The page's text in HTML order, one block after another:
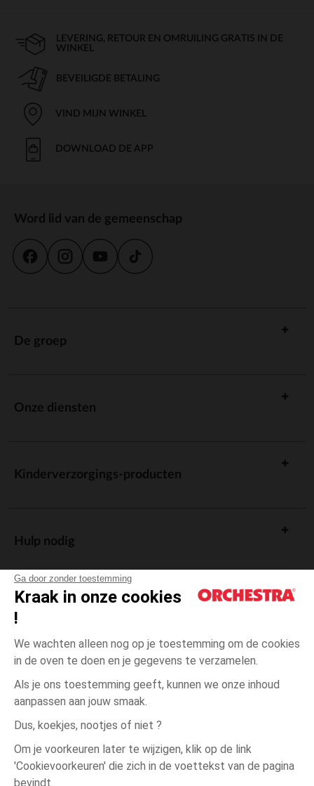
Ga door zonder toestemming
Kraak in onze cookies
!
We wachten alleen nog op je toestemming om de cookies
in de oven te doen en je gegevens te verzamelen.
Als je ons toestemming geeft, kunnen we onze inhoud
aanpassen aan jouw smaak.
Dus, koekjes, nootjes of niet ?
Om je voorkeuren later te wijzigen, klik op de link
'Cookievoorkeuren' die zich in de voettekst van de pagina
bevindt.
Marron Marron
één
LEVERING, RETOUR EN OMRUILING GRATIS IN DE
WINKEL
BEVEILIGDE BETALING
VIND MIJN WINKEL
DOWNLOAD DE APP
Word lid van de gemeenschap
De groep
Onze diensten
Kinderverzorgings-producten
Hulp nodig
Algemene verkoopsvoorwaarden
Wettelijke bepalingen
Persoonsgegevens